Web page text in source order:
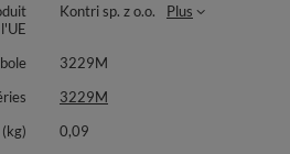
Kontri sp. z o.o. Plus
3229M
3229M
0,09